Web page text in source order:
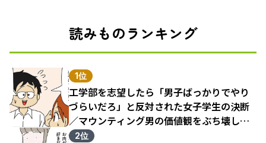
読みものランキング
1位
工学部を志望したら「男子ばっかりでやり
づらいだろ」と反対された女子学生の決断
／マウンティング男の価値観をぶち壊した
結果（1）
2位